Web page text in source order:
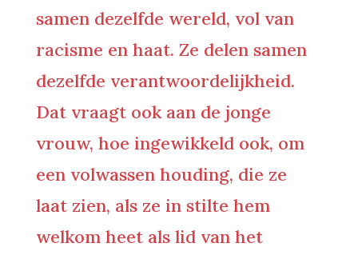
samen dezelfde wereld, vol van
racisme en haat. Ze delen samen
dezelfde verantwoordelijkheid.
Dat vraagt ook aan de jonge
vrouw, hoe ingewikkeld ook, om
een volwassen houding, die ze
laat zien, als ze in stilte hem
welkom heet als lid van het